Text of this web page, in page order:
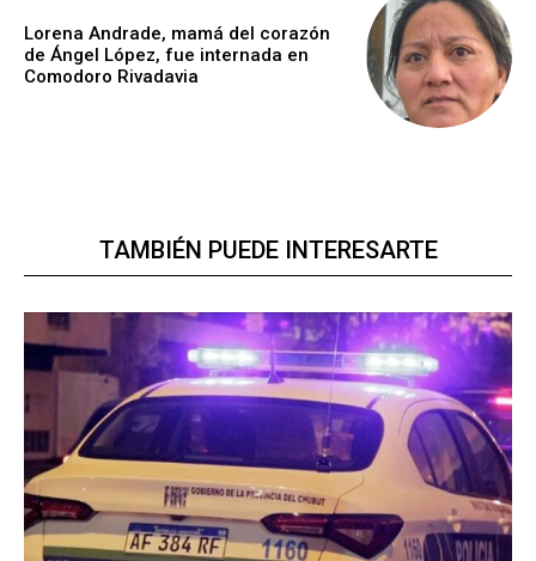
Lorena Andrade, mamá del corazón
de Ángel López, fue internada en
Comodoro Rivadavia
TAMBIÉN PUEDE INTERESARTE